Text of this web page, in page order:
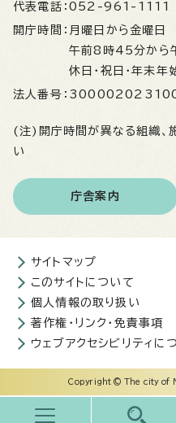
代表電話： 052-961-1111
開庁時間： 月曜日から金曜日
午前8時45分から
休日・祝日・年末年
法人番号：
(注)開庁時間が異なる組織、
い
庁舎案内
サイトマップ
このサイトについて
個人情報の取り扱い
著作権・リンク・免責事項
ウェブアクセシビリティに
Copyright © The city of